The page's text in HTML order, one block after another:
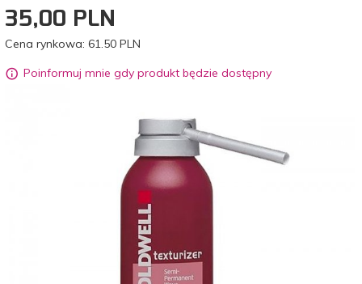
35,00 PLN
Cena rynkowa: 61.50 PLN
Poinformuj mnie gdy produkt będzie dostępny